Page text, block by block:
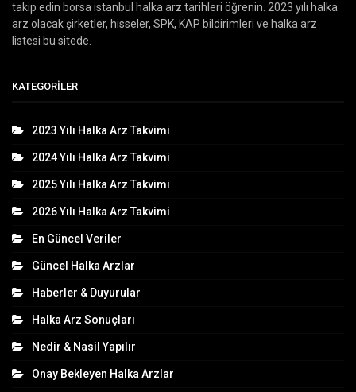
takip edin borsa istanbul halka arz tarihleri öğrenin. 2023 yılı halka
arz olacak şirketler, hisseler, SPK, KAP bildirimleri ve halka arz
listesi bu sitede.
KATEGORILER
2023 Yılı Halka Arz Takvimi
2024 Yılı Halka Arz Takvimi
2025 Yılı Halka Arz Takvimi
2026 Yılı Halka Arz Takvimi
En Güncel Veriler
Güncel Halka Arzlar
Haberler & Duyurular
Halka Arz Sonuçları
Nedir & Nasil Yapılır
Onay Bekleyen Halka Arzlar